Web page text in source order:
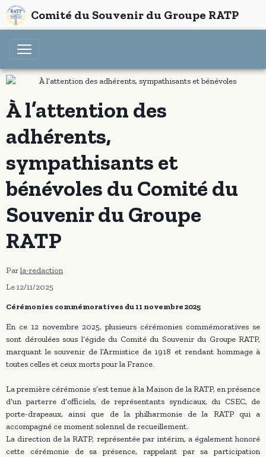
Comité du Souvenir du Groupe RATP
À l’attention des
adhérents,
sympathisants et
bénévoles du Comité du
Souvenir du Groupe
RATP
Parla-redaction
Le 12/11/2025
Cérémonies commémoratives du 11 novembre 2025
En ce 12 novembre 2025, plusieurs cérémonies commémoratives se
sont déroulées sous l’égide du Comité du Souvenir du Groupe RATP,
marquant le souvenir de l’Armistice de 1918 et rendant hommage à
toutes celles et ceux morts pour la France.
La première cérémonie s’est tenue à la Maison de la RATP, en présence
d’un parterre d’officiels, de représentants syndicaux, du CSEC, de
porte-drapeaux, ainsi que de la philharmonie de la RATP qui a
accompagné ce moment solennel de recueillement.
La direction de la RATP, représentée par intérim, a également honoré
cette cérémonie de sa présence, rappelant par sa participation